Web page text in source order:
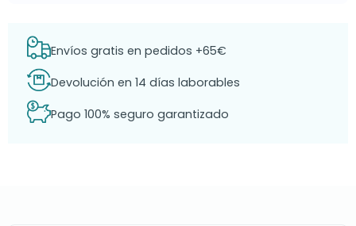
Envíos gratis en pedidos +65€
Devolución en 14 días laborables
Pago 100% seguro garantizado